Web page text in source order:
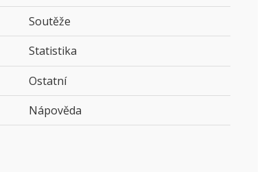
Soutěže
Statistika
Ostatníclick to expand contents
Nápověda